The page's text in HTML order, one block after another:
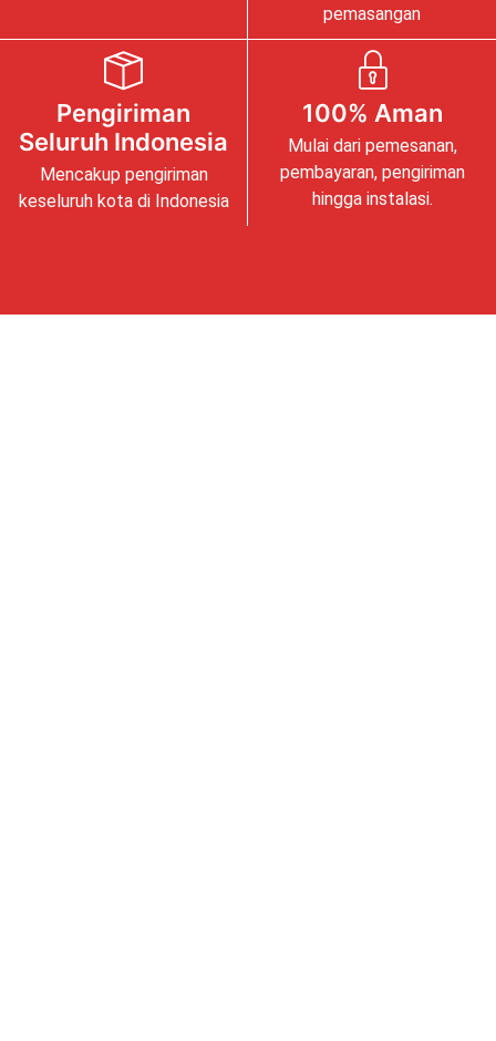
pemasangan
Pengiriman
Seluruh Indonesia
Mencakup pengiriman
keseluruh kota di Indonesia
100% Aman
Mulai dari pemesanan,
pembayaran, pengiriman
hingga instalasi.